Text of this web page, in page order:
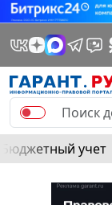
Бюджетный учет